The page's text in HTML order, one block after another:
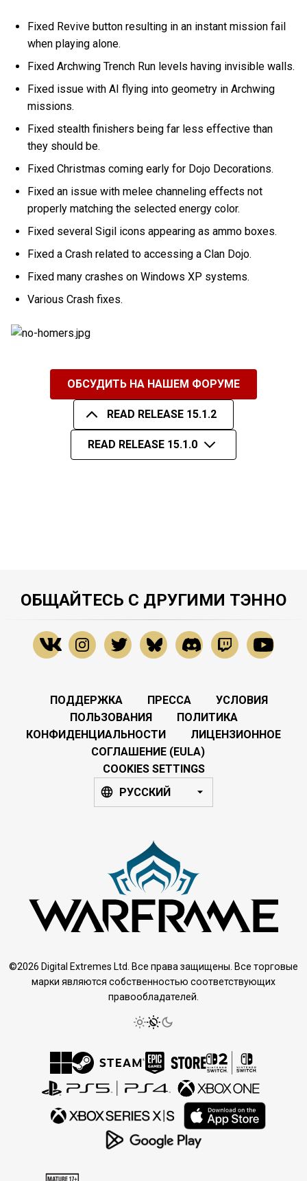
Fixed Revive button resulting in an instant mission fail
when playing alone.
Fixed Archwing Trench Run levels having invisible walls.
Fixed issue with AI flying into geometry in Archwing
missions.
Fixed stealth finishers being far less effective than
they should be.
Fixed Christmas coming early for Dojo Decorations.
Fixed an issue with melee channeling effects not
properly matching the selected energy color.
Fixed several Sigil icons appearing as ammo boxes.
Fixed a Crash related to accessing a Clan Dojo.
Fixed many crashes on Windows XP systems.
Various Crash fixes.
ОБСУДИТЬ НА НАШЕМ ФОРУМЕ
READ RELEASE 15.1.2
READ RELEASE 15.1.0
ОБЩАЙТЕСЬ С ДРУГИМИ ТЭННО
ПОДДЕРЖКА ПРЕССА
УСЛОВИЯ
ПОЛЬЗОВАНИЯ
ПОЛИТИКА
КОНФИДЕНЦИАЛЬНОСТИ
ЛИЦЕНЗИОННОЕ
СОГЛАШЕНИЕ (EULA)
COOKIES SETTINGS
РУССКИЙ
©2026 Digital Extremes Ltd. Все права защищены. Все торговые
марки являются собственностью соответствующих
правообладателей.